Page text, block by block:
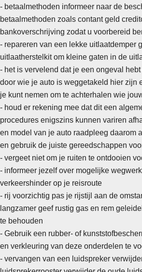
- betaalmethoden informeer naar de
betaalmethoden zoals contant geld
bankoverschrijving zodat u voorbereid
- repareren van een lekke uitlaatdemper
uitlaatherstelkit om kleine gaten in de
- het is vervelend dat je een ongeval
door wie je auto is weggetakeld hier zijn
je kunt nemen om te achterhalen wie
- houd er rekening mee dat dit een
procedures enigszins kunnen variren
en model van je auto raadpleeg daarom
en gebruik de juiste gereedschappen
- vergeet niet om je ruiten te ontdooien
- informeer jezelf over mogelijke
verkeershinder op je reisroute
- rij voorzichtig pas je rijstijl aan de
langzamer geef rustig gas en rem
te behouden
- Gebruik een rubber- of
en verkleuring van deze onderdelen te
- vervangen van een luidspreker